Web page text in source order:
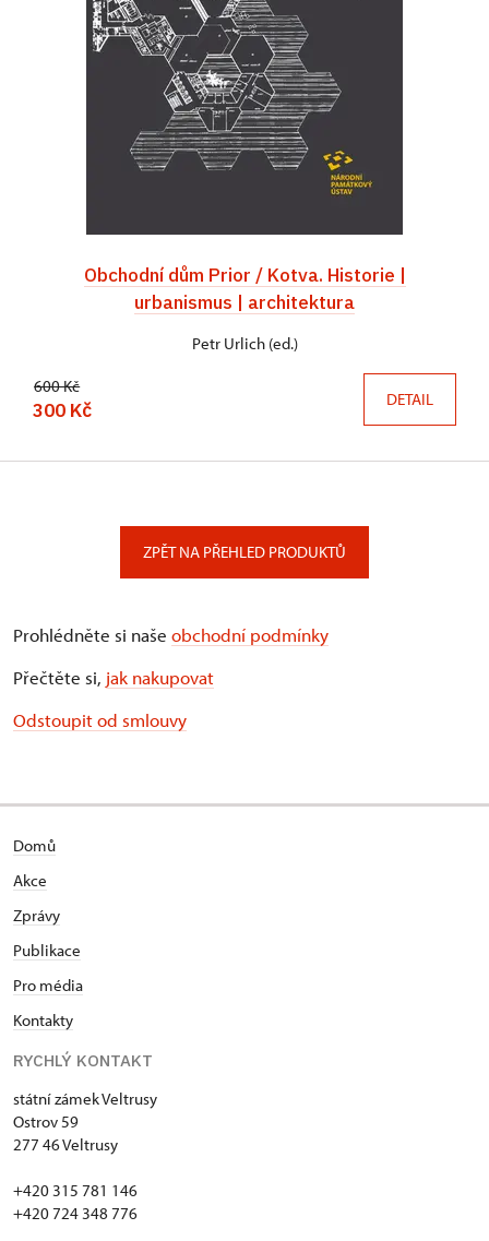
Obchodní dům Prior / Kotva. Historie |
urbanismus | architektura
Petr Urlich (ed.)
600 Kč
300 Kč DETAIL
ZPĚT NA PŘEHLED PRODUKTŮ
Prohlédněte si naše obchodní podmínky
Přečtěte si, jak nakupovat
Odstoupit od smlouvy
Domů
Akce
Zprávy
Publikace
Pro média
Kontakty
RYCHLÝ KONTAKT
státní zámek Veltrusy
Ostrov 59
277 46 Veltrusy
+420 315 781 146
+420 724 348 776